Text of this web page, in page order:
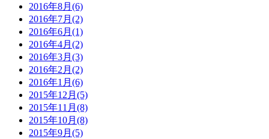
2016年8月(6)
2016年7月(2)
2016年6月(1)
2016年4月(2)
2016年3月(3)
2016年2月(2)
2016年1月(6)
2015年12月(5)
2015年11月(8)
2015年10月(8)
2015年9月(5)